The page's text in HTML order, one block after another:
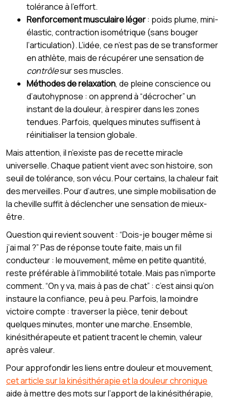
tolérance à l’effort.
Renforcement musculaire léger: poids plume, mini-
élastic, contraction isométrique (sans bouger
l’articulation). L’idée, ce n’est pas de se transformer
en athlète, mais de récupérer une sensation de
contrôlesur ses muscles.
Méthodes de relaxation, de pleine conscience ou
d’autohypnose : on apprend à “décrocher” un
instant de la douleur, à respirer dans les zones
tendues. Parfois, quelques minutes suffisent à
réinitialiser la tension globale.
Mais attention, il n’existe pas de recette miracle
universelle. Chaque patient vient avec son histoire, son
seuil de tolérance, son vécu. Pour certains, la chaleur fait
des merveilles. Pour d’autres, une simple mobilisation de
la cheville suffit à déclencher une sensation de mieux-
être.
Question qui revient souvent : “Dois-je bouger même si
j’ai mal ?” Pas de réponse toute faite, mais un fil
conducteur : le mouvement, même en petite quantité,
reste préférable à l’immobilité totale. Mais pas n’importe
comment. “On y va, mais à pas de chat” : c’est ainsi qu’on
instaure la confiance, peu à peu. Parfois, la moindre
victoire compte : traverser la pièce, tenir debout
quelques minutes, monter une marche. Ensemble,
kinésithérapeute et patient tracent le chemin, valeur
après valeur.
Pour approfondir les liens entre douleur et mouvement,
cet article sur la kinésithérapie et la douleur chronique
aide à mettre des mots sur l’apport de la kinésithérapie,